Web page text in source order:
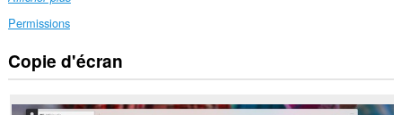
Permissions
Cette
extension
accéder
Copie d'écran